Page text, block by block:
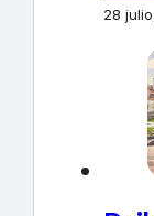
28